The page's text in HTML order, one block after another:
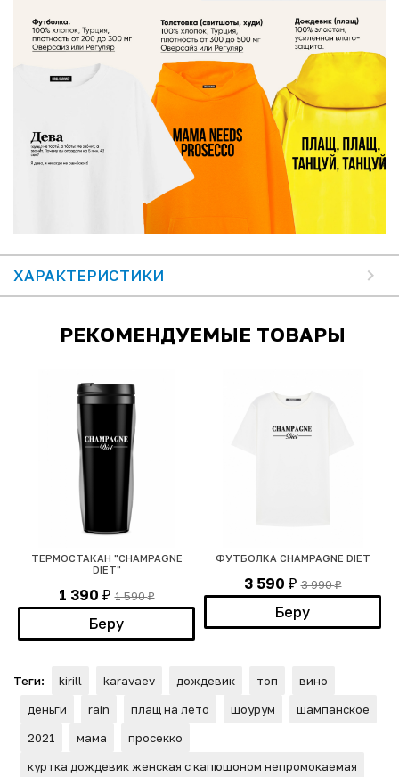
ХАРАКТЕРИСТИКИ
РЕКОМЕНДУЕМЫЕ ТОВАРЫ
ТЕРМОСТАКАН "CHAMPAGNE
DIET"
1 390 ₽ 1 590₽
Беру
ФУТБОЛКА CHAMPAGNE DIET
3 590 ₽ 3 990₽
Беру
Теги: kirill karavaev дождевик топ
вино
деньги
rain плащ на лето шоурум
шампанское
2021
мама
просекко
куртка дождевик женская с капюшоном непромокаемая